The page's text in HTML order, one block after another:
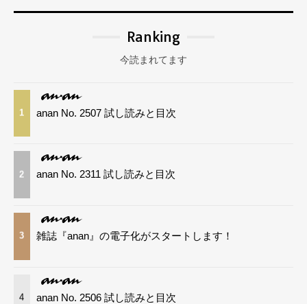
Ranking
今読まれてます
1 anan No. 2507 試し読みと目次
2 anan No. 2311 試し読みと目次
3 雑誌『anan』の電子化がスタートします！
4 anan No. 2506 試し読みと目次